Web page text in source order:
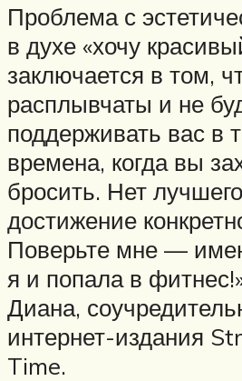
Проблема с
в духе «хочу
заключается в том,
расплывчаты и не
поддерживать вас в
времена, когда вы
бросить. Нет
достижение
Поверьте мне —
я и попала в
Диана,
интернет-издания
Time.